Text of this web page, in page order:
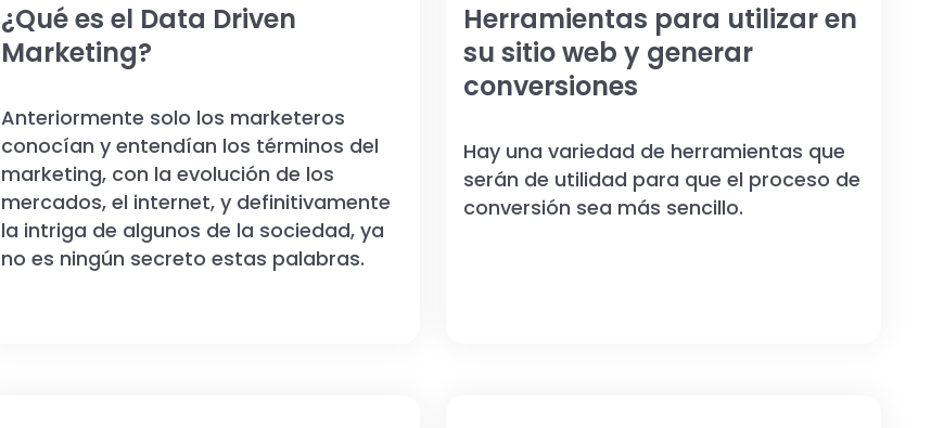
¿Qué es el Data Driven
Marketing?
Anteriormente solo los marketeros
conocían y entendían los términos del
marketing, con la evolución de los
mercados, el internet, y definitivamente
la intriga de algunos de la sociedad, ya
no es ningún secreto estas palabras.
Herramientas para utilizar en
su sitio web y generar
conversiones
Hay una variedad de herramientas que
serán de utilidad para que el proceso de
conversión sea más sencillo.